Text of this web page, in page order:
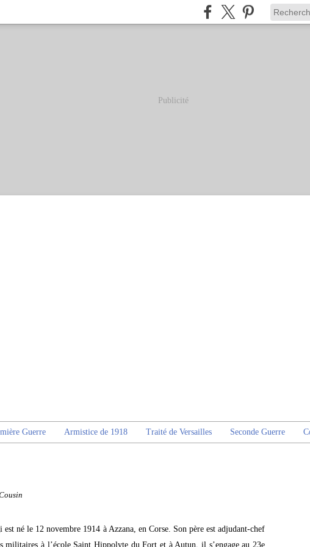
Publicité
Guerre Armistice de 1918 Traité de Versailles Seconde Guerre
est né le 12 novembre 1914 à Azzana, en Corse. Son père est adjudant-chef
militaires à l’école Saint Hippolyte du Fort et à Autun, il s’engage au 23e